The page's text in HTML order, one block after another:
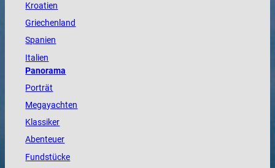
Kroatien
Griechenland
Spanien
Italien
Panorama
Porträt
Megayachten
Klassiker
Abenteuer
Fundstücke